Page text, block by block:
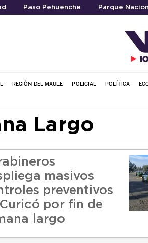
Paso Pehuenche Parque
REGIÓN DEL MAULE POLICIAL POLÍTICA
Largo
masivos
preventivos
por fin de
largo